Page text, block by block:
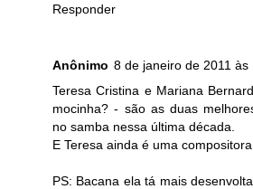
Responder
Anônimo 8 de janeiro de 2011 às
Teresa Cristina e Mariana
mocinha? - são as duas
no samba nessa última década.
E Teresa ainda é uma
PS: Bacana ela tá mais